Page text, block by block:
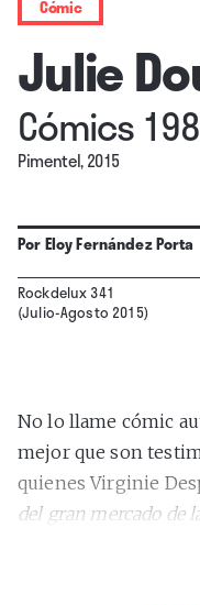
Cómic
Julie
Cómics
Pimentel, 2015
PorEloy Fernández Porta
Rockdelux 341
(Julio-Agosto 2015)
No lo llame cómic
mejor que son
quienes Virginie
del gran mercado de